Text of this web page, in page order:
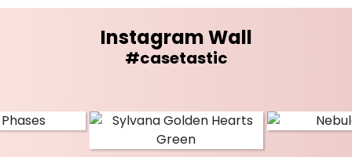
Instagram Wall
#casetastic